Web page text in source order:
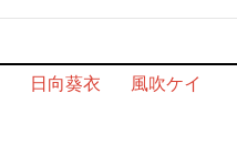
日向葵衣
風吹ケイ